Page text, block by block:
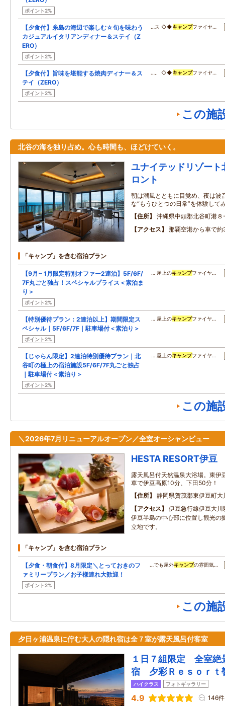
ポイント2%
【夕食付】糸島の海辺で楽しむ☆旬を味わう
カジュアルイタリアンディナー＆ステイ（Z
ERO）
ポイント2%
…ス ◇◆キャンプファイヤ…
【夕食付】旨味を堪能する焼肉ディナー＆ス
テイ（ZERO）
ポイント2%
…。 ◇◆キャンプファイヤ…
この施
北谷の海を独り占め。心も時間も、ほどけていく。
ユナイテッドリゾート
ロント
朝は潮風とともに目覚め、夜は
な“もうひとつの日常”を体験して
住所
沖縄県中頭郡北谷町港８
アクセス
那覇空港から車で
「キャンプ」を含む宿泊プラン
【9月~ 1月限定特別オファー2連泊】5F/6F/
7F丸ごと独占！スペシャルプライス＜素泊ま
り＞
ポイント2%
… 屋上のキャンプファイヤ…
【特別優待プラン：2連泊以上】期間限定ス
ペシャル｜5F/6F/7F｜駐車場付＜素泊り＞
ポイント2%
… 屋上のキャンプファイヤ…
【じゃらん限定】2連泊特別優待プラン｜北
谷町の極上の宿泊施設5F/6F/7F丸ごと独占
｜駐車場付＜素泊り＞
ポイント2%
… 屋上のキャンプファイヤ…
この施
＼2026年7月リニューアルオープン／全室オーシャンビュー
HESTA RESORT伊豆
露天風呂付天然温泉大浴場。東伊
車で伊豆高原10分、下田50分！
住所
静岡県賀茂郡東伊豆町大
アクセス
伊豆急行線伊豆大
伊豆半島の中心部に位置し観光の
立地です。
「キャンプ」を含む宿泊プラン
【夕食・朝食付】8月限定＼とっておきのフ
ァミリープラン／お子様連れ大歓迎！
ポイント2%
…でも屋外キャンプの雰囲気…
この施
夕日ヶ浦温泉に佇む大人の隠れ宿は全７室が露天風呂付客室
１日７組限定 全室絶
宿 夕彩Ｒｅｓｏｒｔ
ハイクラス フォトギャラリー
4.9 146件